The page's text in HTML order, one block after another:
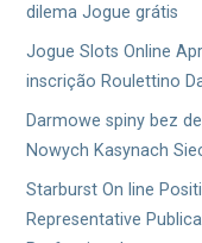
dilema Jogue grátis
Jogue Slots Online
inscrição Roulettino
Darmowe spiny bez
Nowych Kasynach
Starburst On line
Representative